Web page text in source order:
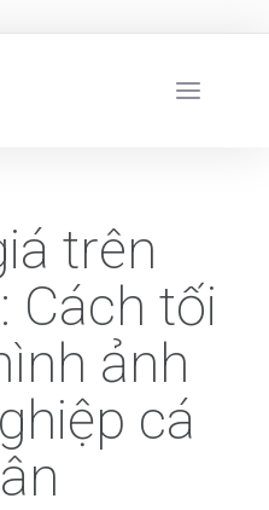
trên
Cách tối
ảnh
cá